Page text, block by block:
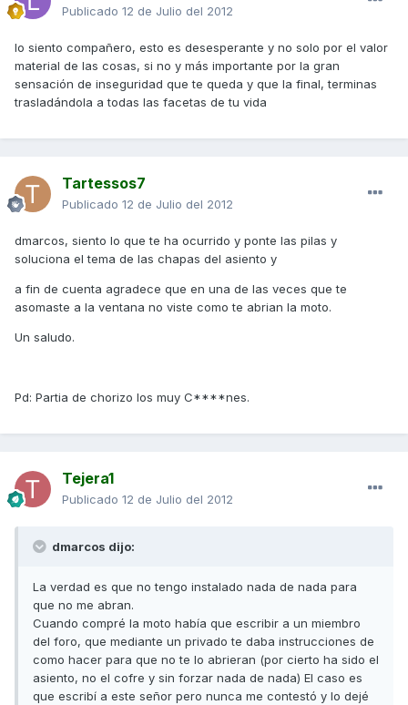
Publicado 12 de Julio del 2012
lo siento compañero, esto es desesperante y no solo por el valor
material de las cosas, si no y más importante por la gran
sensación de inseguridad que te queda y que la final, terminas
trasladándola a todas las facetas de tu vida
Tartessos7
Publicado 12 de Julio del 2012
dmarcos, siento lo que te ha ocurrido y ponte las pilas y
soluciona el tema de las chapas del asiento y
a fin de cuenta agradece que en una de las veces que te
asomaste a la ventana no viste como te abrian la moto.
Un saludo.
Pd: Partia de chorizo los muy C****nes.
Tejera1
Publicado 12 de Julio del 2012
dmarcos dijo:
La verdad es que no tengo instalado nada de nada para
que no me abran.
Cuando compré la moto había que escribir a un miembro
del foro, que mediante un privado te daba instrucciones de
como hacer para que no te lo abrieran (por cierto ha sido el
asiento, no el cofre y sin forzar nada de nada) El caso es
que escribí a este señor pero nunca me contestó y lo dejé